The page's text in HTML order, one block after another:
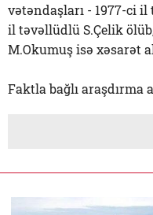
vətəndaşları - 1977-ci
il təvəllüdlü S.Çelik
M.Okumuş isə xəsarət
Faktla bağlı araşdırma